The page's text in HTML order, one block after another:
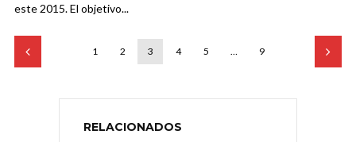
este 2015. El objetivo...
1 2 3 4 5 … 9
RELACIONADOS